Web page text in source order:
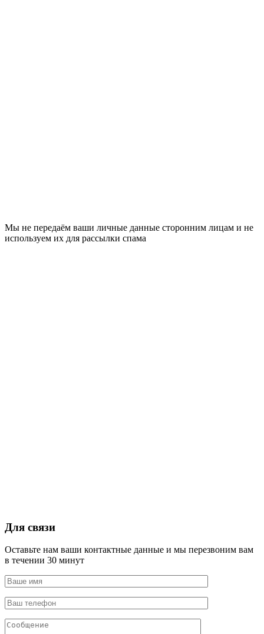
Мы не передаём ваши личные данные сторонним лицам и не
используем их для рассылки спама
Для связи
Оставьте нам ваши контактные данные и мы перезвоним вам
в течении 30 минут